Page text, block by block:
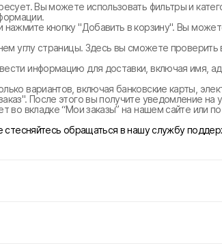
Вы можете использовать фильтры и
кнопку "Добавить в корзину". Вы
углу страницы. Здесь вы сможете
информацию для доставки, включая имя,
вариантов, включая банковские карты,
После этого вы получите уведомление на
во вкладке “Мои заказы” на нашем сайте или
стесняйтесь обращаться в нашу службу